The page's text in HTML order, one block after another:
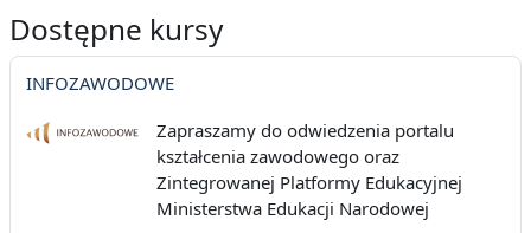
Dostępne kursy
INFOZAWODOWE
Zapraszamy do odwiedzenia portalu
kształcenia zawodowego oraz
Zintegrowanej Platformy Edukacyjnej
Ministerstwa Edukacji Narodowej